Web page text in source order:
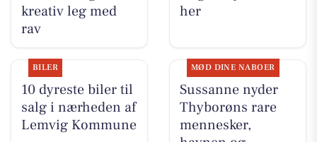
kreativ leg med
rav
her
BILER
10 dyreste biler til
salg i nærheden af
Lemvig Kommune
MØD DINE NABOER
Sussanne nyder
Thyborøns rare
mennesker,